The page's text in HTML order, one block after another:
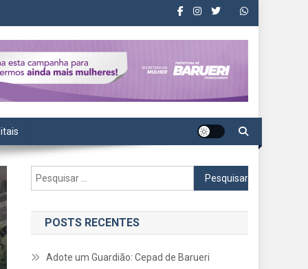
Pesquisar
por:
POSTS RECENTES
Adote um Guardião: Cepad de Barueri